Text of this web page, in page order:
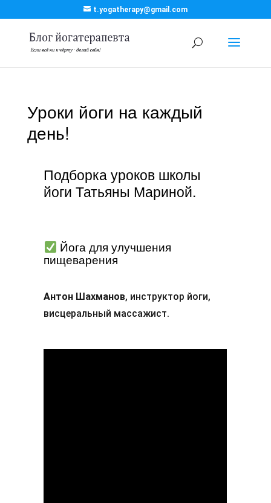
t.yogatherapy@gmail.com
Уроки йоги на каждый
день!
Подборка уроков школы
йоги Татьяны Мариной.
Йога для улучшения
пищеварения
Антон Шахманов, инструктор йоги,
висцеральный массажист.